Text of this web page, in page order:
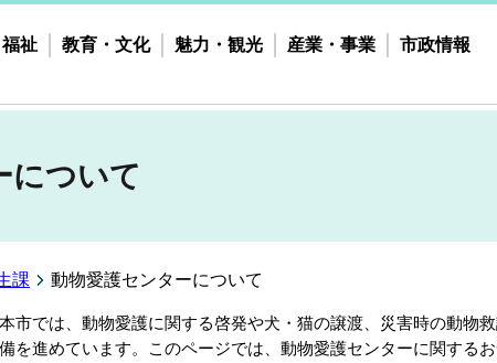
祉 教育・文化 魅力・観光 産業・事業 市政情報
について
課 動物愛護センターについて
では、動物愛護に関する啓発や犬・猫の譲渡、災害時の動物
を進めています。このページでは、動物愛護センターに関する